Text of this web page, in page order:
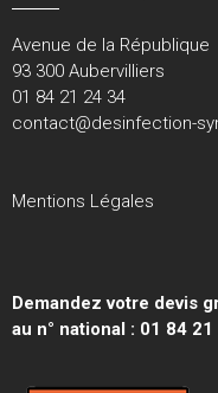
Avenue de la République
93 300 Aubervilliers
01 84 21 24 34
contact@desinfection-
Mentions Légales
Demandez votre devis
au n° national : 01 84